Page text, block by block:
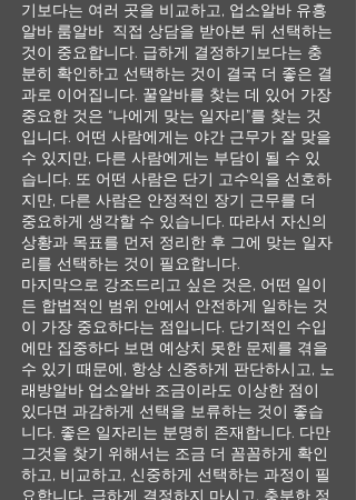
기보다는 여러 곳을 비교하고, 업소알바 유흥
알바 룸알바 직접 상담을 받아본 뒤 선택하는
것이 중요합니다. 급하게 결정하기보다는 충
분히 확인하고 선택하는 것이 결국 더 좋은 결
과로 이어집니다. 꿀알바를 찾는 데 있어 가장
중요한 것은 “나에게 맞는 일자리”를 찾는 것
입니다. 어떤 사람에게는 야간 근무가 잘 맞을
수 있지만, 다른 사람에게는 부담이 될 수 있
습니다. 또 어떤 사람은 단기 고수익을 선호하
지만, 다른 사람은 안정적인 장기 근무를 더
중요하게 생각할 수 있습니다. 따라서 자신의
상황과 목표를 먼저 정리한 후 그에 맞는 일자
리를 선택하는 것이 필요합니다.
마지막으로 강조드리고 싶은 것은, 어떤 일이
든 합법적인 범위 안에서 안전하게 일하는 것
이 가장 중요하다는 점입니다. 단기적인 수입
에만 집중하다 보면 예상치 못한 문제를 겪을
수 있기 때문에, 항상 신중하게 판단하시고, 노
래방알바 업소알바 조금이라도 이상한 점이
있다면 과감하게 선택을 보류하는 것이 좋습
니다. 좋은 일자리는 분명히 존재합니다. 다만
그것을 찾기 위해서는 조금 더 꼼꼼하게 확인
하고, 비교하고, 신중하게 선택하는 과정이 필
요합니다. 급하게 결정하지 마시고, 충분한 정